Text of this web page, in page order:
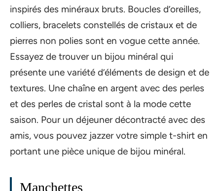
inspirés des minéraux bruts. Boucles d’oreilles,
colliers, bracelets constellés de cristaux et de
pierres non polies sont en vogue cette année.
Essayez de trouver un bijou minéral qui
présente une variété d’éléments de design et de
textures. Une chaîne en argent avec des perles
et des perles de cristal sont à la mode cette
saison. Pour un déjeuner décontracté avec des
amis, vous pouvez jazzer votre simple t-shirt en
portant une pièce unique de bijou minéral.
Manchettes